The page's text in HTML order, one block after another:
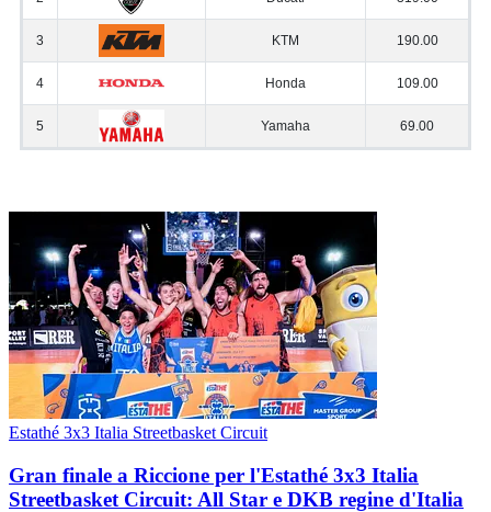
Estathé 3x3 Italia Streetbasket Circuit
Gran finale a Riccione per l'Estathé 3x3 Italia
Streetbasket Circuit: All Star e DKB regine d'Italia